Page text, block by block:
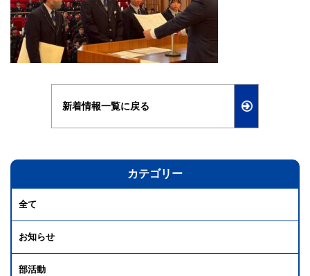
新着情報一覧に戻る
カテゴリー
全て
お知らせ
部活動